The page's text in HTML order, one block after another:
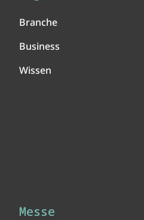
Branche
Business
Wissen
Messe